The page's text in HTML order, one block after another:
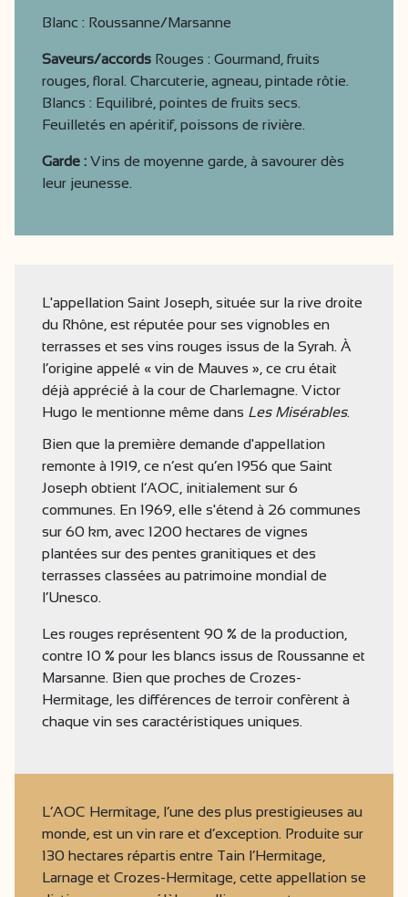
Blanc : Roussanne/Marsanne
Saveurs/accords Rouges : Gourmand, fruits
rouges, floral. Charcuterie, agneau, pintade rôtie.
Blancs : Equilibré, pointes de fruits secs.
Feuilletés en apéritif, poissons de rivière.
Garde : Vins de moyenne garde, à savourer dès
leur jeunesse.
L'appellation Saint Joseph, située sur la rive droite
du Rhône, est réputée pour ses vignobles en
terrasses et ses vins rouges issus de la Syrah. À
l’origine appelé « vin de Mauves », ce cru était
déjà apprécié à la cour de Charlemagne. Victor
Hugo le mentionne même dans Les Misérables.
Bien que la première demande d'appellation
remonte à 1919, ce n’est qu’en 1956 que Saint
Joseph obtient l’AOC, initialement sur 6
communes. En 1969, elle s'étend à 26 communes
sur 60 km, avec 1200 hectares de vignes
plantées sur des pentes granitiques et des
terrasses classées au patrimoine mondial de
l’Unesco.
Les rouges représentent 90 % de la production,
contre 10 % pour les blancs issus de Roussanne et
Marsanne. Bien que proches de Crozes-
Hermitage, les différences de terroir confèrent à
chaque vin ses caractéristiques uniques.
L’AOC Hermitage, l’une des plus prestigieuses au
monde, est un vin rare et d’exception. Produite sur
130 hectares répartis entre Tain l’Hermitage,
Larnage et Crozes-Hermitage, cette appellation se